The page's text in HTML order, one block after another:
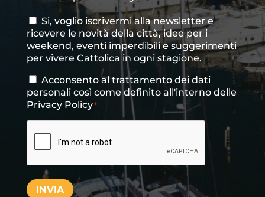
Consenso
newsletter
Si, voglio iscrivermi alla newsletter e
ricevere le novità della città, idee per i
weekend, eventi imperdibili e suggerimenti
per vivere Cattolica in ogni stagione.
Consenso*
Acconsento al trattamento dei dati
personali così come definito all'interno delle
Privacy Policy*
INVIA